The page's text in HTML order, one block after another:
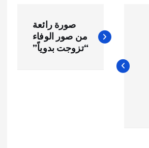
صورة رائعة
من صور الوفاء
“تزوجت بدوياً”